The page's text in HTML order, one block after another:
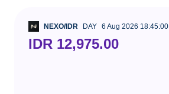
NEXO/IDR DAY 6 Aug 2026 18:45:00
IDR 12,975.00